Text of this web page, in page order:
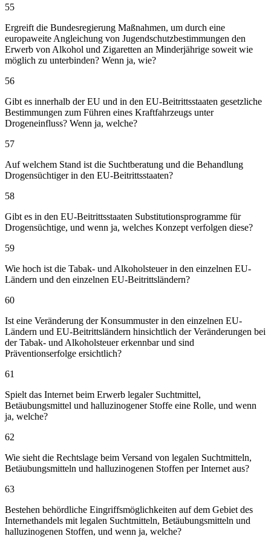
55
Ergreift die Bundesregierung Maßnahmen, um durch eine
europaweite Angleichung von Jugendschutzbestimmungen den
Erwerb von Alkohol und Zigaretten an Minderjährige soweit wie
möglich zu unterbinden? Wenn ja, wie?
56
Gibt es innerhalb der EU und in den EU-Beitrittsstaaten gesetzliche
Bestimmungen zum Führen eines Kraftfahrzeugs unter
Drogeneinfluss? Wenn ja, welche?
57
Auf welchem Stand ist die Suchtberatung und die Behandlung
Drogensüchtiger in den EU-Beitrittsstaaten?
58
Gibt es in den EU-Beitrittsstaaten Substitutionsprogramme für
Drogensüchtige, und wenn ja, welches Konzept verfolgen diese?
59
Wie hoch ist die Tabak- und Alkoholsteuer in den einzelnen EU-
Ländern und den einzelnen EU-Beitrittsländern?
60
Ist eine Veränderung der Konsummuster in den einzelnen EU-
Ländern und EU-Beitrittsländern hinsichtlich der Veränderungen bei
der Tabak- und Alkoholsteuer erkennbar und sind
Präventionserfolge ersichtlich?
61
Spielt das Internet beim Erwerb legaler Suchtmittel,
Betäubungsmittel und halluzinogener Stoffe eine Rolle, und wenn
ja, welche?
62
Wie sieht die Rechtslage beim Versand von legalen Suchtmitteln,
Betäubungsmitteln und halluzinogenen Stoffen per Internet aus?
63
Bestehen behördliche Eingriffsmöglichkeiten auf dem Gebiet des
Internethandels mit legalen Suchtmitteln, Betäubungsmitteln und
halluzinogenen Stoffen, und wenn ja, welche?